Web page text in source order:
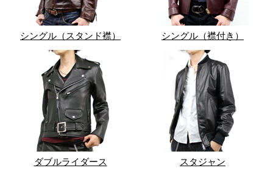
シングル（スタンド襟） シングル（襟付き）
ダブルライダース スタジャン